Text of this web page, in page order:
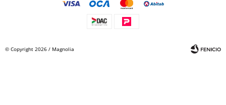
© Copyright 2026 / Magnolia